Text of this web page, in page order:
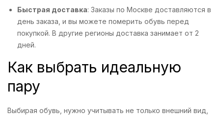
Быстрая доставка: Заказы по Москве доставляются в
день заказа, и вы можете померить обувь перед
покупкой. В другие регионы доставка занимает от 2
дней.
Как выбрать идеальную
пару
Выбирая обувь, нужно учитывать не только внешний вид,